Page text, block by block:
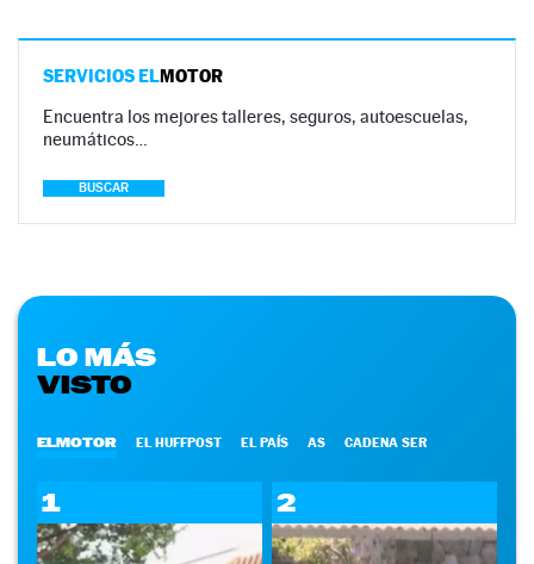
SERVICIOS ELMOTOR
Encuentra los mejores talleres, seguros, autoescuelas,
neumáticos…
BUSCAR
LO MÁS
VISTO
ELMOTOR EL HUFFPOST EL PAÍS AS CADENA SER
1 2